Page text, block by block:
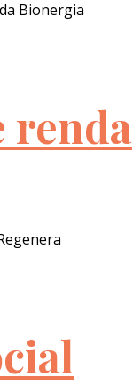
Bionergia
renda